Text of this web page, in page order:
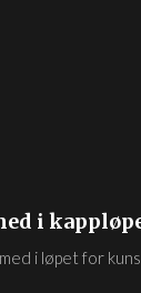
i
i løpet for